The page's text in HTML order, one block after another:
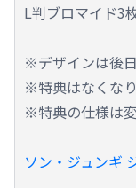
L判ブロマイド3
※デザインは後
※特典はなくな
※特典の仕様は
ソン・ジュンギ